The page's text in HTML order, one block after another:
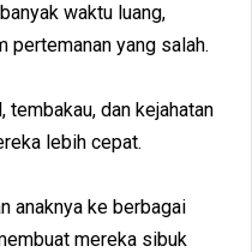
waktu luang,
pertemanan yang salah.
tembakau, dan kejahatan
lebih cepat.
anaknya ke berbagai
mereka sibuk